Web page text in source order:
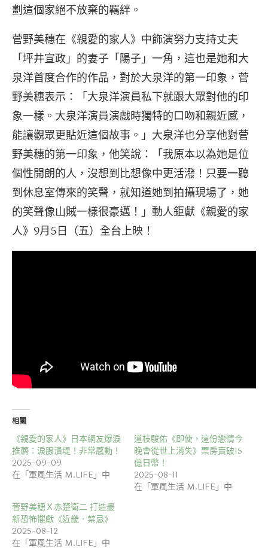
劃這個家絕不放棄的羈絆。
菅野美穗在《親愛的家人》中飾演努力支持丈夫
「坪井宣政」的妻子「陽子」一角，這也是她和大
泉洋首度合作的作品，對於大泉洋的第一印象，菅
野美穗表示：「大泉洋演員私下就跟大眾對他的印
象一樣。大泉洋演員演戲時獨特的口吻和親近感，
能讓觀眾更貼近這個故事。」大泉洋也分享他對菅
野美穗的第一印象，他笑說：「我原本以為她是位
個性開朗的人，沒想到比想像中更活潑！只要一聽
到休息室傳來的笑聲，就知道她到拍攝現場了，她
的笑聲像山賊一樣很豪邁！」動人鉅獻《親愛的家
人》9月5日（五）全台上映！
相關
《親愛的家人》日本網友爆淚
推薦：淚腺潰堤！非常感動！
2025-09-09
在「軍風生活 M.LIFE」中
道枝駿佑《即使，這份戀情今
晚會從世上消失》票房賣破15
億日幣！
2025-08-11
在「軍風生活 M.LIFE」中
菅野美穗Ｘ赤楚衛二 打造最
新恐怖懼獻《近畿．禁忌》
2025-08-12
在「軍風生活 M.LIFE」中